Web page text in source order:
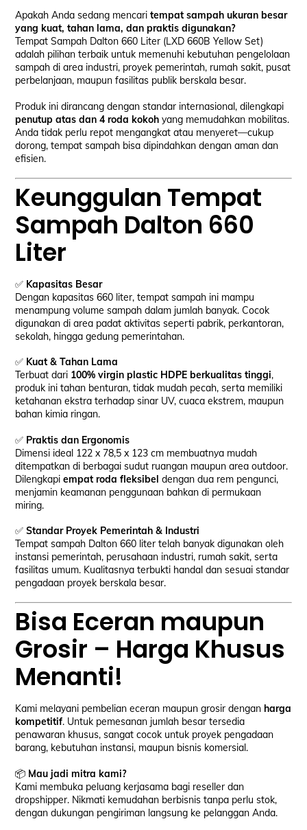
Apakah Anda sedang mencaritempat sampah ukuran besar
yang kuat, tahan lama, dan praktis digunakan?
Tempat Sampah Dalton 660 Liter (LXD 660B Yellow Set)
adalah pilihan terbaik untuk memenuhi kebutuhan pengelolaan
sampah di area industri, proyek pemerintah, rumah sakit, pusat
perbelanjaan, maupun fasilitas publik berskala besar.
Produk ini dirancang dengan standar internasional, dilengkapi
penutup atas dan 4 roda kokoh yang memudahkan mobilitas.
Anda tidak perlu repot mengangkat atau menyeret—cukup
dorong, tempat sampah bisa dipindahkan dengan aman dan
efisien.
Keunggulan Tempat
Sampah Dalton 660
Liter
✅ Kapasitas Besar
Dengan kapasitas 660 liter, tempat sampah ini mampu
menampung volume sampah dalam jumlah banyak. Cocok
digunakan di area padat aktivitas seperti pabrik, perkantoran,
sekolah, hingga gedung pemerintahan.
✅ Kuat & Tahan Lama
Terbuat dari 100% virgin plastic HDPE berkualitas tinggi,
produk ini tahan benturan, tidak mudah pecah, serta memiliki
ketahanan ekstra terhadap sinar UV, cuaca ekstrem, maupun
bahan kimia ringan.
✅ Praktis dan Ergonomis
Dimensi ideal 122 x 78,5 x 123 cm membuatnya mudah
ditempatkan di berbagai sudut ruangan maupun area outdoor.
Dilengkapiempat roda fleksibel dengan dua rem pengunci,
menjamin keamanan penggunaan bahkan di permukaan
miring.
✅Standar Proyek Pemerintah & Industri
Tempat sampah Dalton 660 liter telah banyak digunakan oleh
instansi pemerintah, perusahaan industri, rumah sakit, serta
fasilitas umum. Kualitasnya terbukti handal dan sesuai standar
pengadaan proyek berskala besar.
Bisa Eceran maupun
Grosir – Harga Khusus
Menanti!
Kami melayani pembelian eceran maupun grosir dengan harga
kompetitif. Untuk pemesanan jumlah besar tersedia
penawaran khusus, sangat cocok untuk proyek pengadaan
barang, kebutuhan instansi, maupun bisnis komersial.
📦 Mau jadi mitra kami?
Kami membuka peluang kerjasama bagi reseller dan
dropshipper. Nikmati kemudahan berbisnis tanpa perlu stok,
dengan dukungan pengiriman langsung ke pelanggan Anda.